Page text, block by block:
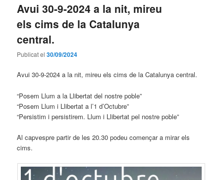
Avui 30-9-2024 a la nit, mireu
els cims de la Catalunya
central.
Publicat el30/09/2024
Avui 30-9-2024 a la nit, mireu els cims de la Catalunya central.
“Posem Llum a la Llibertat del nostre poble”
“Posem Llum i Llibertat a l’1 d’Octubre”
“Persistim i persistirem. Llum i Llibertat pel nostre poble”
Al capvespre partir de les 20.30 podeu començar a mirar els
cims.